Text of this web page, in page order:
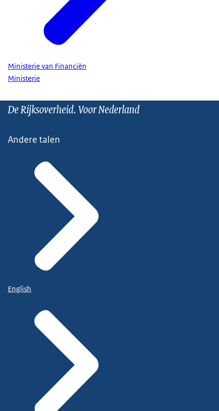
Ministerie van Financiën
Ministerie
De Rijksoverheid. Voor Nederland
Andere talen
English